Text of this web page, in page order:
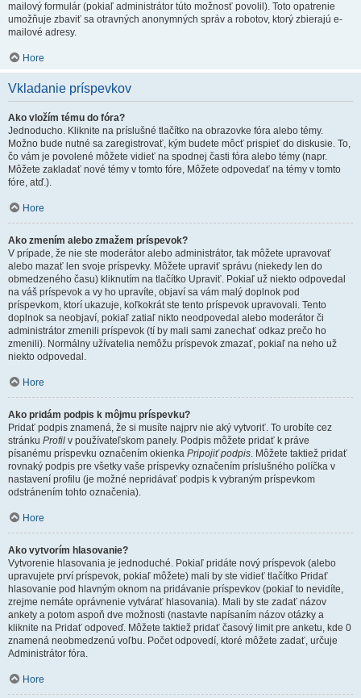
mailový formulár (pokiaľ administrátor túto možnosť povolil). Toto opatrenie
umožňuje zbaviť sa otravných anonymných správ a robotov, ktorý zbierajú e-
mailové adresy.
Hore
Vkladanie príspevkov
Ako vložím tému do fóra?
Jednoducho. Kliknite na príslušné tlačítko na obrazovke fóra alebo témy.
Možno bude nutné sa zaregistrovať, kým budete môcť prispieť do diskusie. To,
čo vám je povolené môžete vidieť na spodnej časti fóra alebo témy (napr.
Môžete zakladať nové témy v tomto fóre, Môžete odpovedať na témy v tomto
fóre, atď.).
Hore
Ako zmením alebo zmažem príspevok?
V prípade, že nie ste moderátor alebo administrátor, tak môžete upravovať
alebo mazať len svoje príspevky. Môžete upraviť správu (niekedy len do
obmedzeného času) kliknutím na tlačítko Upraviť. Pokiaľ už niekto odpovedal
na váš príspevok a vy ho upravíte, objaví sa vám malý doplnok pod
príspevkom, ktorí ukazuje, koľkokrát ste tento príspevok upravovali. Tento
doplnok sa neobjaví, pokiaľ zatiaľ nikto neodpovedal alebo moderátor či
administrátor zmenili príspevok (tí by mali sami zanechať odkaz prečo ho
zmenili). Normálny užívatelia nemôžu príspevok zmazať, pokiaľ na neho už
niekto odpovedal.
Hore
Ako pridám podpis k môjmu príspevku?
Pridať podpis znamená, že si musíte najprv nie aký vytvoriť. To urobíte cez
stránku Profil v používateľskom panely. Podpis môžete pridať k práve
písanému príspevku označením okienka Pripojiť podpis. Môžete taktiež pridať
rovnaký podpis pre všetky vaše príspevky označením príslušného políčka v
nastavení profilu (je možné nepridávať podpis k vybraným príspevkom
odstránením tohto označenia).
Hore
Ako vytvorím hlasovanie?
Vytvorenie hlasovania je jednoduché. Pokiaľ pridáte nový príspevok (alebo
upravujete prví príspevok, pokiaľ môžete) mali by ste vidieť tlačítko Pridať
hlasovanie pod hlavným oknom na pridávanie príspevkov (pokiaľ to nevidíte,
zrejme nemáte oprávnenie vytvárať hlasovania). Mali by ste zadať názov
ankety a potom aspoň dve možnosti (nastavte napísaním názov otázky a
kliknite na Pridať odpoveď. Môžete taktiež pridať časový limit pre anketu, kde 0
znamená neobmedzenú voľbu. Počet odpovedí, ktoré môžete zadať, určuje
Administrátor fóra.
Hore